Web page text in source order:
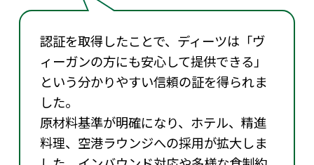
認証を取得したことで、ディーツは「ヴ
ィーガンの方にも安心して提供できる」
という分かりやすい信頼の証を得られま
した。
原材料基準が明確になり、ホテル、精進
料理、空港ラウンジへの採用が拡大しま